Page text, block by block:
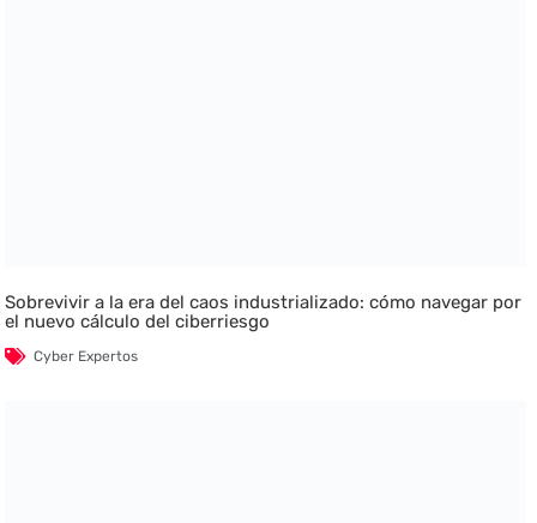
Sobrevivir a la era del caos industrializado: cómo navegar por
el nuevo cálculo del ciberriesgo
Cyber Expertos